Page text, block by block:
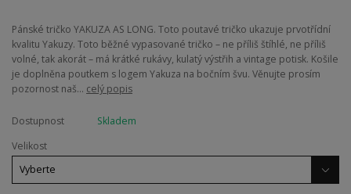
Pánské tričko YAKUZA AS LONG. Toto poutavé tričko ukazuje prvotřídní
kvalitu Yakuzy. Toto běžné vypasované tričko – ne příliš štíhlé, ne příliš
volné, tak akorát – má krátké rukávy, kulatý výstřih a vintage potisk. Košile
je doplněna poutkem s logem Yakuza na bočním švu. Věnujte prosím
pozornost naš... celý popis
Dostupnost
Skladem
Velikost